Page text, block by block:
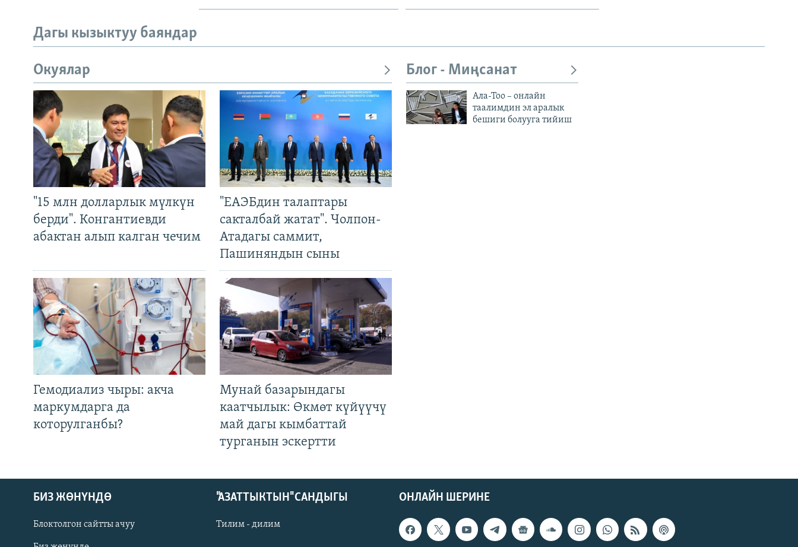
Дагы кызыктуу баяндар
Окуялар
"15 млн долларлык мүлкүн
берди". Конгантиевди
абактан алып калган чечим
"ЕАЭБдин талаптары
сакталбай жатат". Чолпон-
Атадагы саммит,
Пашиняндын сыны
Гемодиализ чыры: акча
маркумдарга да
которулганбы?
Мунай базарындагы
каатчылык: Өкмөт күйүүчү
май дагы кымбаттай
турганын эскертти
Блог - Миңсанат
Ала-Тоо – онлайн
таалимдин эл аралык
бешиги болууга тийиш
ОНЛАЙН ШЕРИНЕ
БИЗ ЖӨНҮНДӨ
Блоктолгон сайтты ачуу
"АЗАТТЫКТЫН" САНДЫГЫ
Тилим - дилим